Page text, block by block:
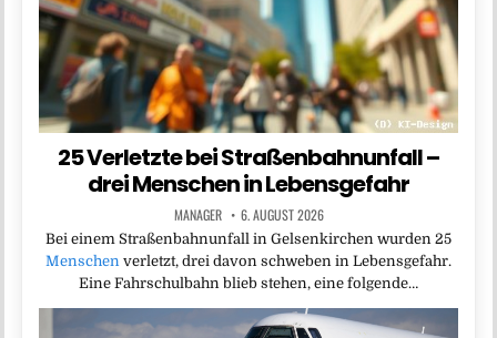
25 Verletzte bei Straßenbahnunfall –
drei Menschen in Lebensgefahr
MANAGER 6. AUGUST 2026
Bei einem Straßenbahnunfall in Gelsenkirchen wurden 25
Menschen verletzt, drei davon schweben in Lebensgefahr.
Eine Fahrschulbahn blieb stehen, eine folgende…